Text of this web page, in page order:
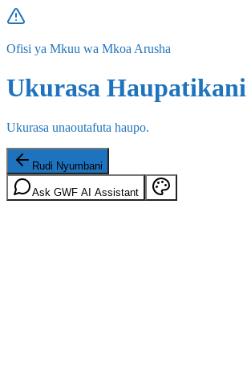
Ofisi ya Mkuu wa Mkoa Arusha
Ukurasa Haupatikani
Ukurasa unaoutafuta haupo.
Rudi Nyumbani
Ask GWF AI Assistant